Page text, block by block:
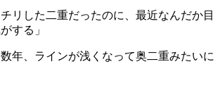
チリした二重だったのに、最近なんだか目
する」
数年、ラインが浅くなって奥二重みたいに